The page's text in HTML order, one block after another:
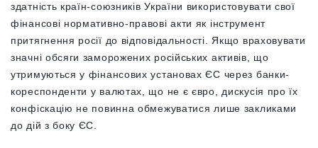
здатність країн-союзників України використовувати свої
фінансові нормативно-правові акти як інструмент
притягнення росії до відповідальності. Якщо враховувати
значні обсяги заморожених російських активів, що
утримуються у фінансових установах ЄС через банки-
кореспонденти у валютах, що не є євро, дискусія про їх
конфіскацію не повинна обмежуватися лише закликами
до дій з боку ЄС.